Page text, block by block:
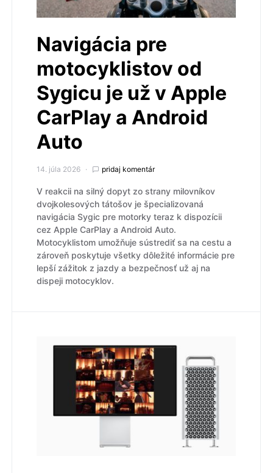
Navigácia pre
motocyklistov od
Sygicu je už v Apple
CarPlay a Android
Auto
14. júla 2026 pridaj komentár
V reakcii na silný dopyt zo strany milovníkov
dvojkolesových tátošov je špecializovaná
navigácia Sygic pre motorky teraz k dispozícii
cez Apple CarPlay a Android Auto.
Motocyklistom umožňuje sústrediť sa na cestu a
zároveň poskytuje všetky dôležité informácie pre
lepší zážitok z jazdy a bezpečnosť už aj na
dispeji motocyklov.